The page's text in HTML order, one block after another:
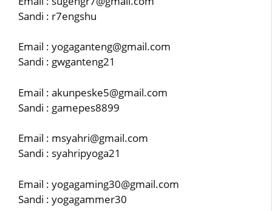
Sandi : r7engshu
Email : yogaganteng@gmail.com
Sandi : gwganteng21
Email : akunpeske5@gmail.com
Sandi : gamepes8899
Email : msyahri@gmail.com
Sandi : syahripyoga21
Email : yogagaming30@gmail.com
Sandi : yogagammer30